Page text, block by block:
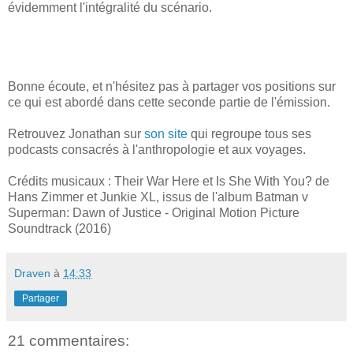
évidemment l'intégralité du scénario.
Bonne écoute, et n'hésitez pas à partager vos positions sur
ce qui est abordé dans cette seconde partie de l'émission.
Retrouvez Jonathan sur son site qui regroupe tous ses
podcasts consacrés à l'anthropologie et aux voyages.
Crédits musicaux : Their War Here et Is She With You? de
Hans Zimmer et Junkie XL, issus de l'album Batman v
Superman: Dawn of Justice - Original Motion Picture
Soundtrack (2016)
Draven à 14:33
Partager
21 commentaires: